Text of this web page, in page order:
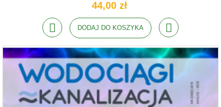
44,00 zł
DODAJ DO KOSZYKA